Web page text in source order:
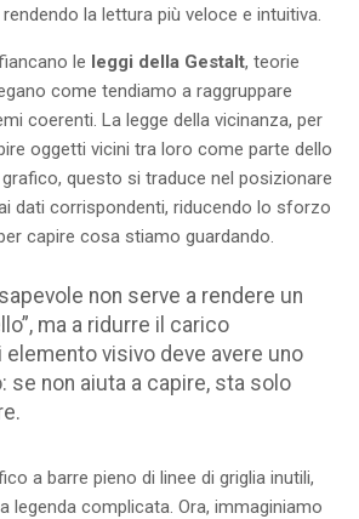
la lettura più veloce e intuitiva.
le leggi della Gestalt, teorie
come tendiamo a raggruppare
coerenti. La legge della vicinanza, per
oggetti vicini tra loro come parte dello
questo si traduce nel posizionare
dati corrispondenti, riducendo lo sforzo
capire cosa stiamo guardando.
non serve a rendere un
ma a ridurre il carico
elemento visivo deve avere uno
se non aiuta a capire, sta solo
a barre pieno di linee di griglia inutili,
legenda complicata. Ora, immaginiamo